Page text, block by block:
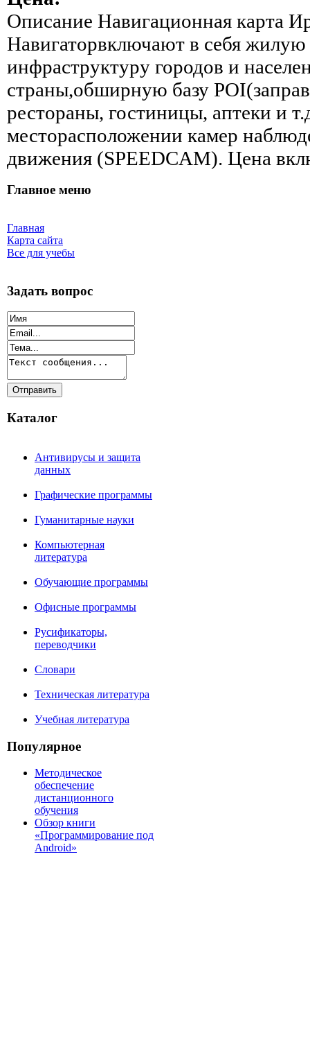
Описание Навигационная карта
Навигаторвключают в себя
инфраструктуру городов и
страны,обширную базу
рестораны, гостиницы, аптеки и
месторасположении камер
движения (SPEEDCAM). Цена
Главное меню
Главная
Карта сайта
Все для учебы
Задать вопрос
Каталог
Антивирусы и защита
данных
Графические программы
Гуманитарные науки
Компьютерная
литература
Обучающие программы
Офисные программы
Русификаторы,
переводчики
Словари
Техническая литература
Учебная литература
Популярное
Методическое
обеспечение
дистанционного
обучения
Обзор книги
«Программирование под
Android»